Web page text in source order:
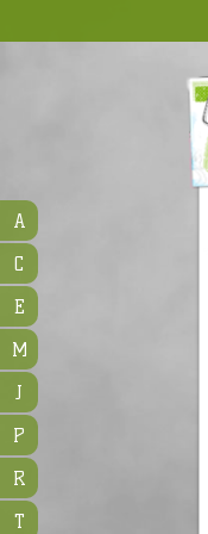
A
C
E
M
J
P
R
T